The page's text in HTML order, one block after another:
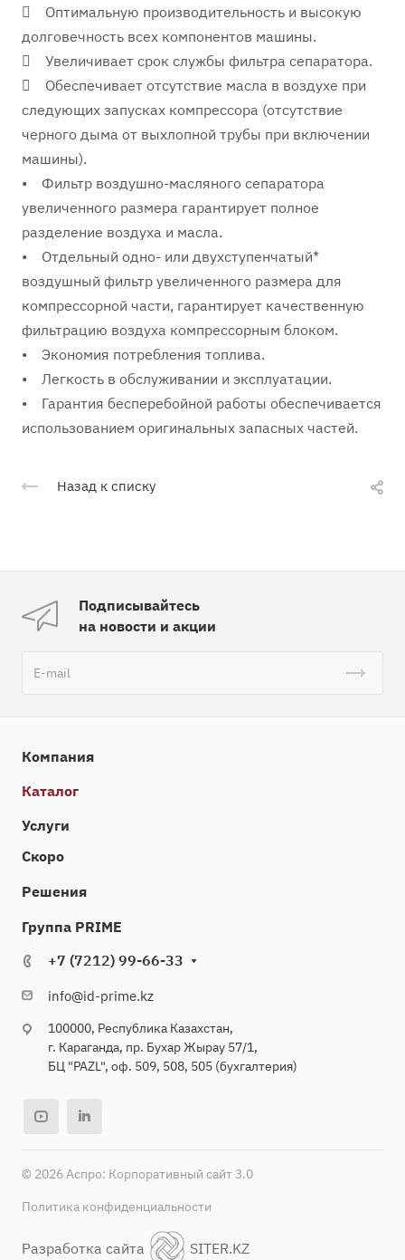
 Оптимальную производительность и высокую
долговечность всех компонентов машины.
 Увеличивает срок службы фильтра сепаратора.
 Обеспечивает отсутствие масла в воздухе при
следующих запусках компрессора (отсутствие
черного дыма от выхлопной трубы при включении
машины).
• Фильтр воздушно-масляного сепаратора
увеличенного размера гарантирует полное
разделение воздуха и масла.
• Отдельный одно- или двухступенчатый*
воздушный фильтр увеличенного размера для
компрессорной части, гарантирует качественную
фильтрацию воздуха компрессорным блоком.
• Экономия потребления топлива.
• Легкость в обслуживании и эксплуатации.
• Гарантия бесперебойной работы обеспечивается
использованием оригинальных запасных частей.
Назад к списку
Подписывайтесь
на новости и акции
Компания
Каталог
Услуги
Скоро
Решения
Группа PRIME
+7 (7212) 99-66-33
info@id-prime.kz
100000, Республика Казахстан,
г. Караганда, пр. Бухар Жырау 57/1,
БЦ "PAZL", оф. 509, 508, 505 (бухгалтерия)
© 2026 Аспро: Корпоративный сайт 3.0
Политика конфиденциальности
Разработка сайта SITER.KZ